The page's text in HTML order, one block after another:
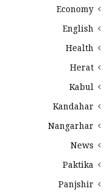
Economy
English
Health
Herat
Kabul
Kandahar
Nangarhar
News
Paktika
Panjshir